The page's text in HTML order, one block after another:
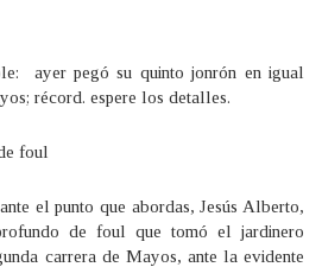
ayer pegó su quinto jonrón en igual
récord. espere los detalles.
foul
el punto que abordas, Jesús Alberto,
de foul que tomó el jardinero
carrera de Mayos, ante la evidente